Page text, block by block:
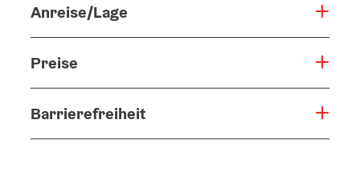
Anreise/Lage
Preise
Barrierefreiheit